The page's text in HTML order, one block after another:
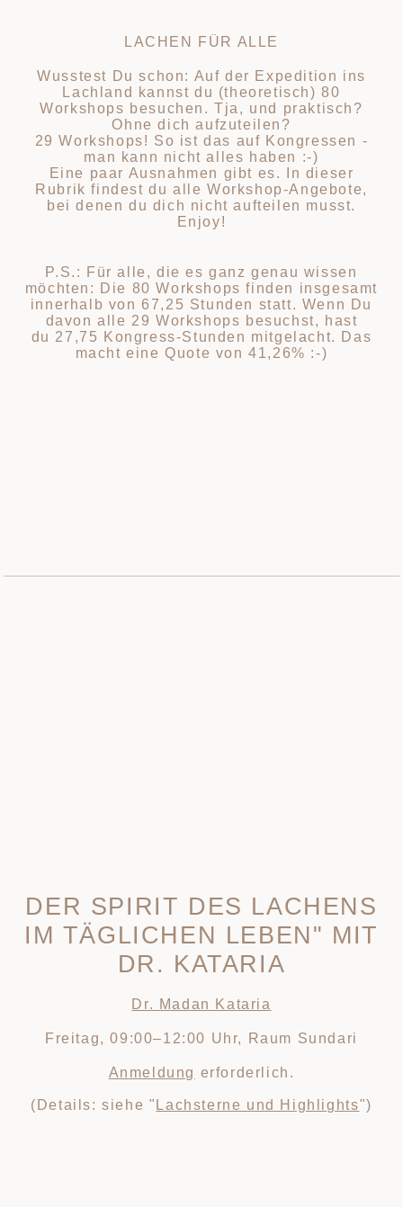
LACHEN FÜR ALLE
Wusstest Du schon: Auf der Expedition ins
Lachland kannst du (theoretisch) 80
Workshops besuchen. Tja, und praktisch?
Ohne dich aufzuteilen?
29 Workshops! So ist das auf Kongressen -
man kann nicht alles haben :-)
Eine paar Ausnahmen gibt es. In dieser
Rubrik findest du alle Workshop-Angebote,
bei denen du dich nicht aufteilen musst.
Enjoy!
P.S.: Für alle, die es ganz genau wissen
möchten: Die 80 Workshops finden insgesamt
innerhalb von 67,25 Stunden statt. Wenn Du
davon alle 29 Workshops besuchst, hast
du 27,75 Kongress-Stunden mitgelacht. Das
macht eine Quote von 41,26% :-)
DER SPIRIT DES LACHENS
IM TÄGLICHEN LEBEN" MIT
DR. KATARIA
Dr. Madan Kataria
Freitag, 09:00–12:00 Uhr, Raum Sundari
Anmeldung erforderlich.
(Details: siehe " Lachsterne und Highlights")